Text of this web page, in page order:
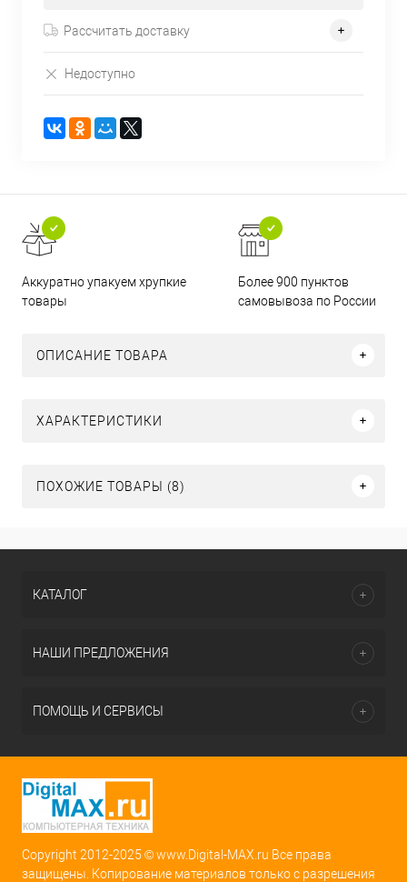
Рассчитать доставку
Недоступно
Аккуратно упакуем хрупкие
товары
Более 900 пунктов
самовывоза по России
ОПИСАНИЕ ТОВАРА
ХАРАКТЕРИСТИКИ
ПОХОЖИЕ ТОВАРЫ (8)
КАТАЛОГ
НАШИ ПРЕДЛОЖЕНИЯ
ПОМОЩЬ И СЕРВИСЫ
Copyright 2012-2025 © www.Digital-MAX.ru Все права
защищены. Копирование материалов только с разрешения